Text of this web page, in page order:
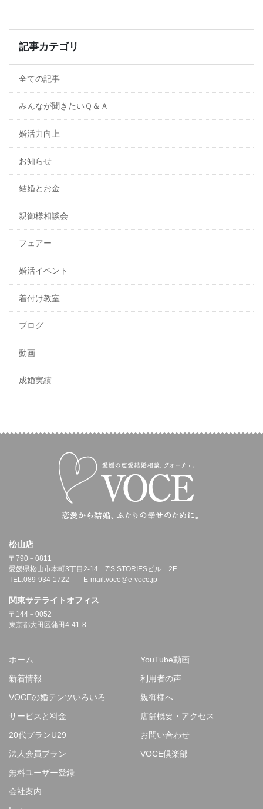
記事カテゴリ
全ての記事
みんなが聞きたいＱ＆Ａ
婚活力向上
お知らせ
結婚とお金
親御様相談会
フェアー
婚活イベント
着付け教室
ブログ
動画
成婚実績
松山店
〒790－0811
愛媛県松山市本町3丁目2-14 7'S STORIESビル 2F
TEL:089-934-1722 E-mail:voce@e-voce.jp
関東サテライトオフィス
〒144－0052
東京都大田区蒲田4-41-8
ホーム
新着情報
VOCEの婚テンツいろいろ
サービスと料金
20代プランU29
法人会員プラン
YouTube動画
利用者の声
親御様へ
店舗概要・アクセス
お問い合わせ
VOCE倶楽部
無料ユーザー登録
会社案内